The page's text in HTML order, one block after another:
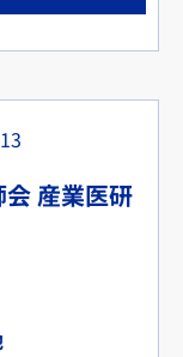
産業医研